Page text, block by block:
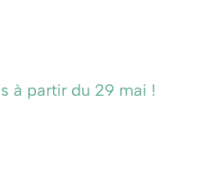
à partir du 29 mai !